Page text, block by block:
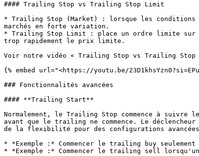
#### Trailing Stop vs Trailing Stop Limit
* Trailing Stop (Market) : lorsque les conditions
marchés en forte variation.
* Trailing Stop Limit : place un ordre limite sur
trop rapidement le prix limite.
Voir notre vidéo « Trailing Stop vs Trailing
{% embed url="<https://youtu.be/
### Fonctionnalités avancées
#### **Trailing Start**
Normalement, le Trailing Stop commence à
avant que le trailing ne commence. Le
de la flexibilité pour des configurations
* *Exemple :* Commencer le trailing buy
* *Exemple :* Commencer le trailing sell